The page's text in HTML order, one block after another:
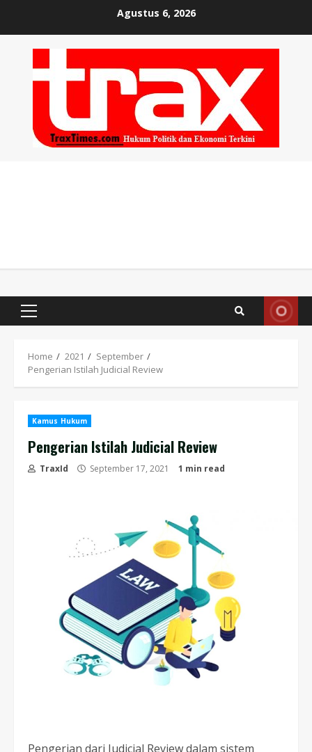
Agustus 6, 2026
Primary
Home 2021
September
Pengerian Istilah Judicial Review
Kamus Hukum
Pengerian Istilah Judicial Review
TraxId September 17, 2021 1 min read
Pengerian dari Judicial Review dalam sistem